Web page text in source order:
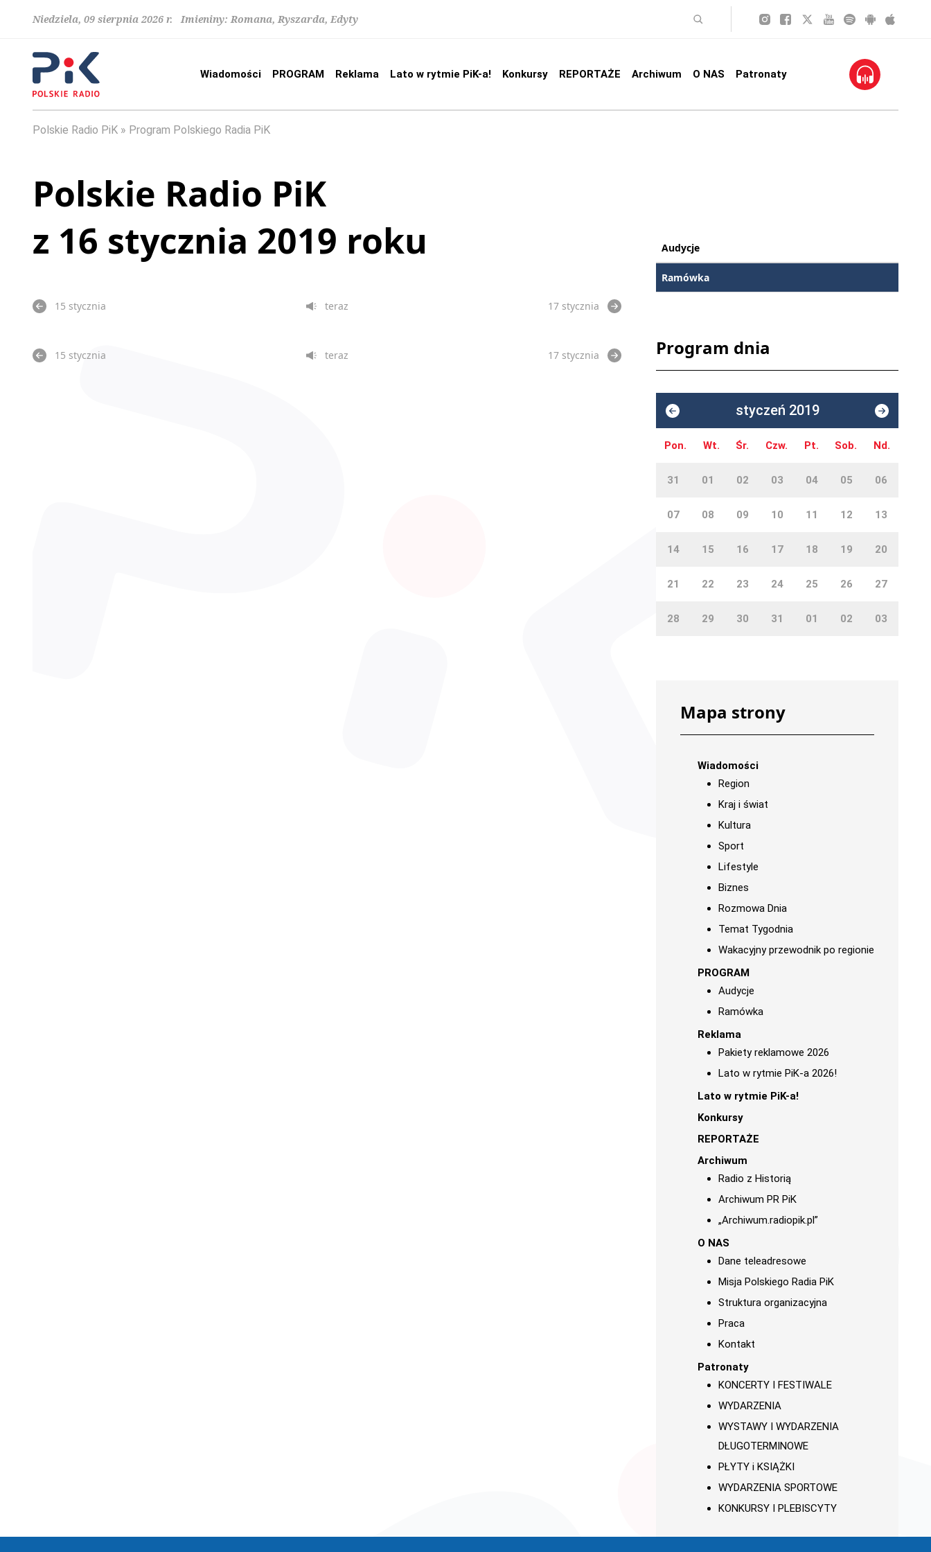
Niedziela, 09 sierpnia 2026 r. Imieniny: Romana, Ryszarda, Edyty
Wiadomości PROGRAM Reklama Lato w rytmie PiK-a! Konkursy REPORTAŻE Archiwum O NAS Patronaty
Polskie Radio PiK Program Polskiego Radia PiK
Polskie Radio PiK
z 16 stycznia 2019 roku
15 stycznia teraz 17 stycznia
15 stycznia teraz 17 stycznia
Audycje
Ramówka
Program dnia
styczeń 2019
Pon. Wt. Śr. Czw. Pt. Sob. Nd.
31 01 02 03 04 05 06
07 08 09 10 11 12 13
14 15 16 17 18 19 20
21 22 23 24 25 26 27
28 29 30 31 01 02 03
Mapa strony
Wiadomości
Region
Kraj i świat
Kultura
Sport
Lifestyle
Biznes
Rozmowa Dnia
Temat Tygodnia
Wakacyjny przewodnik po regionie
PROGRAM
Audycje
Ramówka
Reklama
Pakiety reklamowe 2026
Lato w rytmie PiK-a 2026!
Lato w rytmie PiK-a!
Konkursy
REPORTAŻE
Archiwum
Radio z Historią
Archiwum PR PiK
„Archiwum.radiopik.pl”
O NAS
Dane teleadresowe
Misja Polskiego Radia PiK
Struktura organizacyjna
Praca
Kontakt
Patronaty
KONCERTY I FESTIWALE
WYDARZENIA
WYSTAWY I WYDARZENIA
DŁUGOTERMINOWE
PŁYTY i KSIĄŻKI
WYDARZENIA SPORTOWE
KONKURSY I PLEBISCYTY